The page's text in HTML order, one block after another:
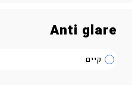
Anti glare
קיים